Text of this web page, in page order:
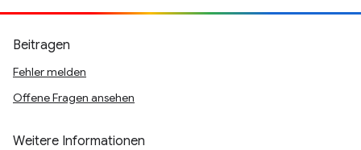
Beitragen
Fehler melden
Offene Fragen ansehen
Weitere Informationen